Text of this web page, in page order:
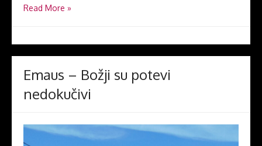
Read More »
Emaus – Božji su potevi
nedokučivi